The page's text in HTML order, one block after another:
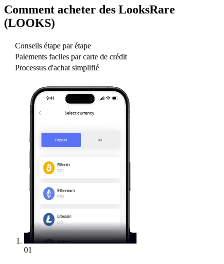
Comment acheter des LooksRare
(LOOKS)
Conseils étape par étape
Paiements faciles par carte de crédit
Processus d'achat simplifié
01